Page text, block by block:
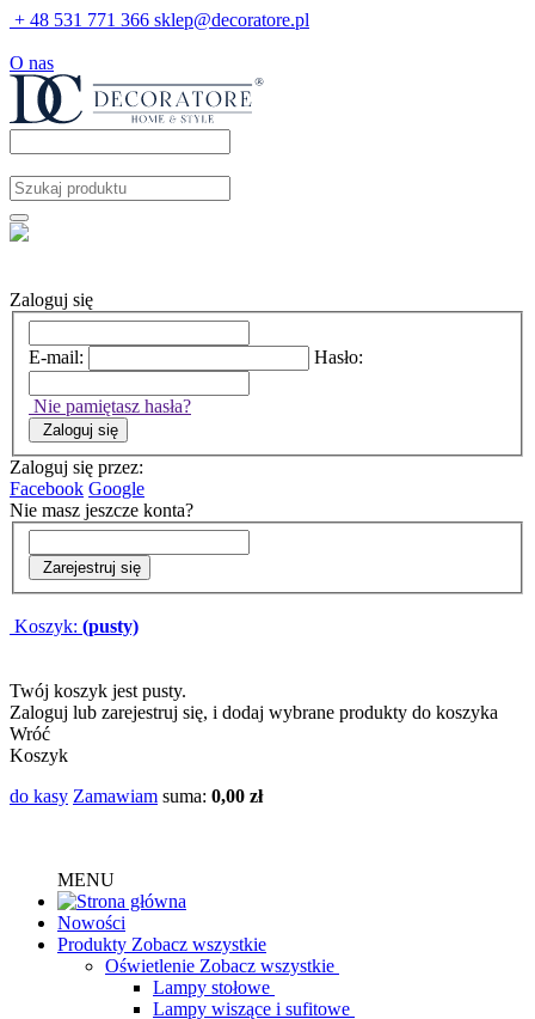
+ 48 531 771 366 sklep@decoratore.pl
O nas
Zaloguj się
E-mail: Hasło:
Nie pamiętasz hasła?
Zaloguj się
Zaloguj się przez:
Facebook Google
Nie masz jeszcze konta?
Zarejestruj się
Koszyk: (pusty)
Twój koszyk jest pusty.
Zaloguj lub zarejestruj się, i dodaj wybrane produkty do koszyka
Wróć
Koszyk
do kasy Zamawiam suma: 0,00 zł
MENU
Nowości
Produkty Zobacz wszystkie
Oświetlenie Zobacz wszystkie
Lampy stołowe
Lampy wiszące i sufitowe